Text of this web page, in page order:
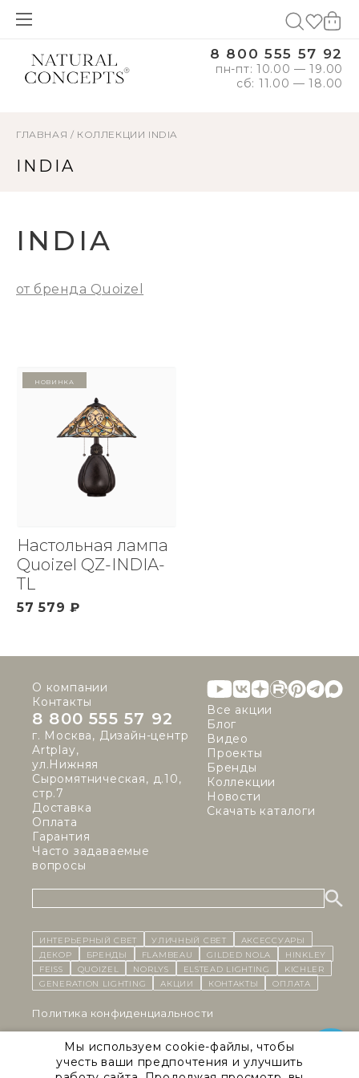
8 800 555 57 92
пн-пт: 10.00 — 19.00
сб: 11.00 — 18.00
ГЛАВНАЯ / КОЛЛЕКЦИИ INDIA
INDIA
INDIA
от бренда Quoizel
Новинка
Настольная лампа
Quoizel QZ-INDIA-
TL
57 579 ₽
О компании
Контакты
8 800 555 57 92
г. Москва, Дизайн-центр
Artplay,
ул.Нижняя
Сыромятническая, д.10,
стр.7
Доставка
Оплата
Гарантия
Часто задаваемые
вопросы
Все акции
Блог
Видео
Проекты
Бренды
Коллекции
Новости
Скачать каталоги
ИНТЕРЬЕРНЫЙ СВЕТ уличный СВЕТ
Аксессуары
декор
бренды Flambeau Gilded Nola
Hinkley
Feiss
Quoizel Norlys Elstead Lighting
Kichler
Generation Lighting
Акции контакты Оплата
Политика конфиденциальности
Cоглашение на обработку персональных данных
Мы используем cookie-файлы, чтобы
учесть ваши предпочтения и улучшить